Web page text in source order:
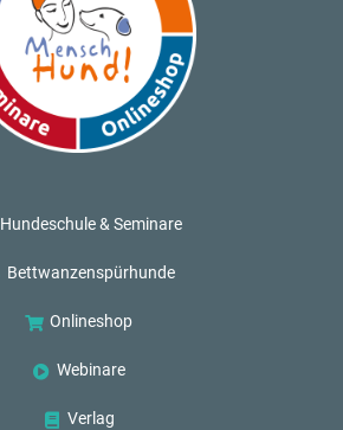
Hundeschule & Seminare
Bettwanzenspürhunde
Onlineshop
Webinare
Verlag